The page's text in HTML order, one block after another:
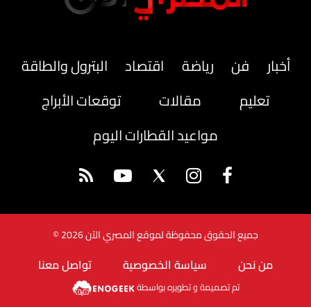
أخبار فن رياضة اقتصاد
البترول والطاقة
تعليم
مقالات
توقعات الأبراج
مواعيد القطارات اليوم
جميع الحقوق محفوظة لموقع المصري الآن 2026 ©
من نحن سياسة الخصوصية تواصل معنا
تم تصميمة و تطويره بواسطة